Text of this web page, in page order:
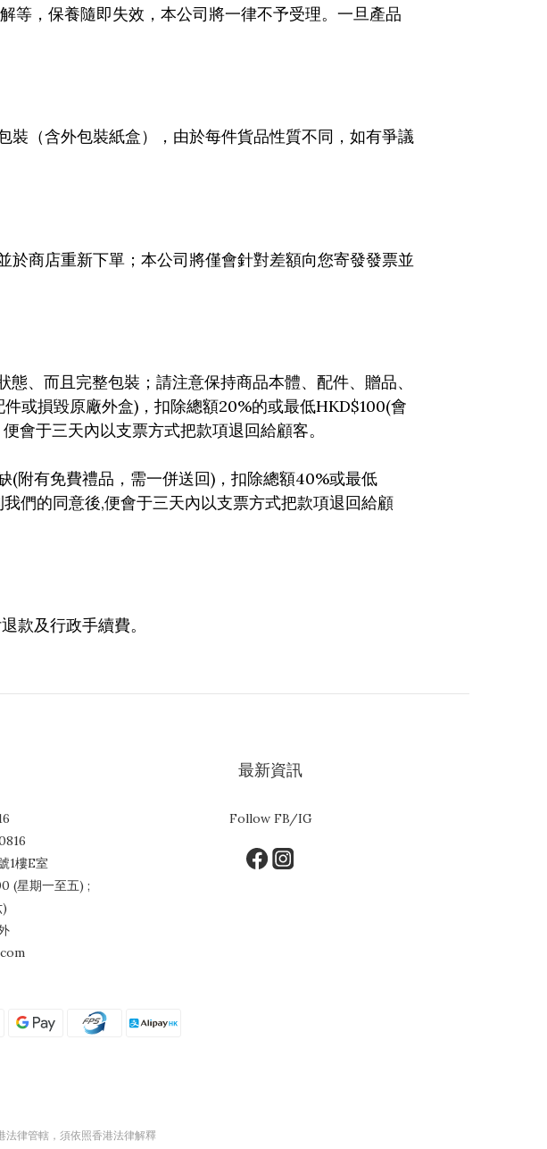
等，保養隨即失效，本公司將一律不予受理。一旦產品
（含外包裝紙盒），由於每件貨品性質不同，如有爭議
商店重新下單；本公司將僅會針對差額向您寄發發票並
態、而且完整包裝；請注意保持商品本體、配件、贈品、
或損毀原廠外盒) ，扣除總額20%的或最低HKD$100(會
便會于三天內以支票方式把款項退回給顧客。
(附有免費禮品，需一併送回) ，扣除總額40%或最低
我們的同意後,便會于三天內以支票方式把款項退回給顧
款及行政手續費。
1樓E室
(星期一至五) ;
最新資訊
Follow FB/IG
法律管轄，須依照香港法律解釋